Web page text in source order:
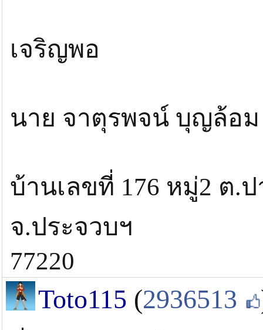
เจริญพอ
นาย จาตุรพจน์ บุญล้อม
บ้านเลขที่ 176 หมู่2 ต
จ.ประจวบฯ
77220
Toto115 (2936513